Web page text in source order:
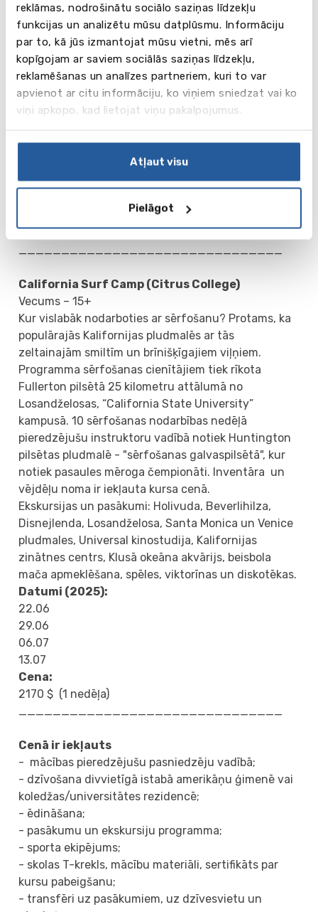
reklāmas, nodrošinātu sociālo saziņas līdzekļu
funkcijas un analizētu mūsu datplūsmu. Informāciju
par to, kā jūs izmantojat mūsu vietni, mēs arī
kopīgojam ar saviem sociālās saziņas līdzekļu,
reklamēšanas un analīzes partneriem, kuri to var
apvienot ar citu informāciju, ko viņiem sniedzat vai ko
viņi apkopo, kad lietojat viņu pakalpojumus.
Atļaut visu
Pielāgot
scenārija rakstīšanas un aktieru piemeklēšanas līdz
pat galīgās versijas ierakstīšanai un
demonstrēšanai, kā arī iemācīsies strādāt ar kameru
un citām ierīcēm. Cenā iekļauta kameras
izmantošana un filmas galīgās versijas kopija.
Ekskursijas un pasākumi: Holivuda, Beverlihilza,
Disnejlenda, Losandželosa, Universal , Paramount,
06.07 - 26.07
5460 $ - homestay (3 nedēļas)
7840 $ - residence (3 nedēļas)
_______________________________
Сalifornia Surf Camp (Citrus College)
Vecums – 15+
Kur vislabāk nodarboties ar sērfošanu? Protams, ka
populārajās Kalifornijas pludmalēs ar tās
zeltainajām smiltīm un brīnišķīgajiem viļņiem.
Programma sērfošanas cienītājiem tiek rīkota
Fullerton pilsētā 25 kilometru attālumā no
Losandželosas, “California State University”
kampusā. 10 sērfošanas nodarbības nedēļā
pieredzējušu instruktoru vadībā notiek Huntington
pilsētas pludmalē - "sērfošanas galvaspilsētā", kur
notiek pasaules mēroga čempionāti. Inventāra un
vējdēļu noma ir iekļauta kursa cenā.
Ekskursijas un pasākumi: Holivuda, Beverlihilza,
Disnejlenda, Losandželosa, Santa Monica un Venice
pludmales, Universal kinostudija, Kalifornijas
zinātnes centrs, Klusā okeāna akvārijs, beisbola
mača apmeklēšana, spēles, viktorīnas un diskotēkas.
Datumi (2025):
22.06
29.06
06.07
13.07
Cena:
2170 $ (1 nedēļa)
_______________________________
Cenā ir iekļauts
- mācības pieredzējušu pasniedzēju vadībā;
- dzīvošana divvietīgā istabā amerikāņu ģimenē vai
koledžas/universitātes rezidencē;
- ēdināšana;
- pasākumu un ekskursiju programma;
- sporta ekipējums;
- skolas T-krekls, mācību materiāli, sertifikāts par
kursu pabeigšanu;
- transfēri uz pasākumiem, uz dzīvesvietu un